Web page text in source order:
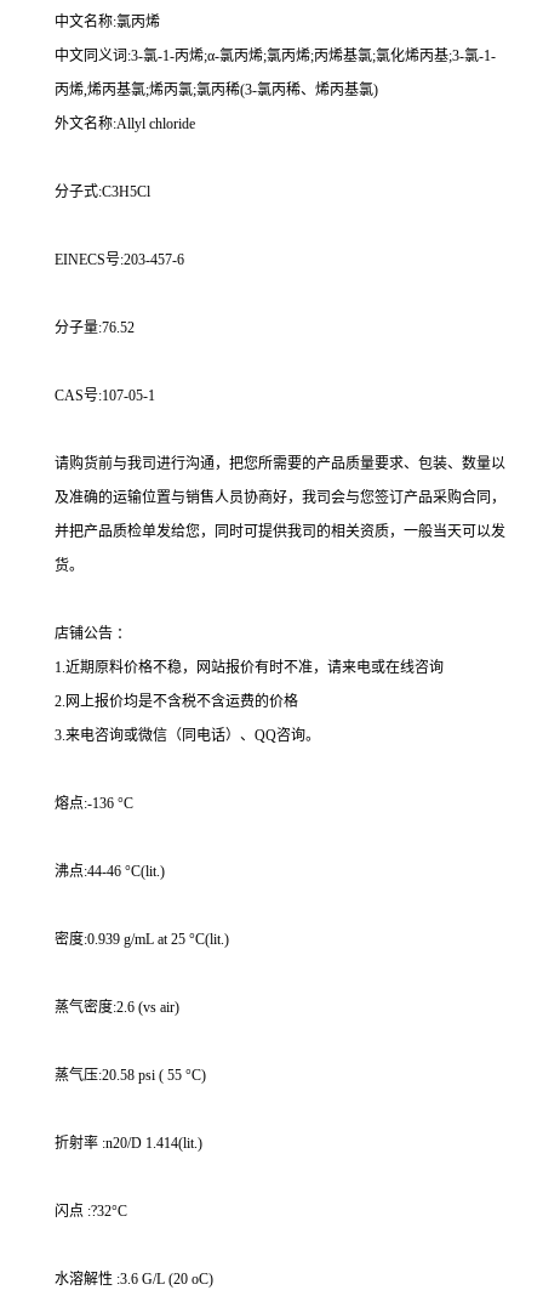
中文名称:氯丙烯
中文同义词:3-氯-1-丙烯;α-氯丙烯;氯丙烯;丙烯基氯;氯化烯丙基;3-氯-1-
丙烯,烯丙基氯;烯丙氯;氯丙稀(3-氯丙稀、烯丙基氯)
外文名称:Allyl chloride
分子式:C3H5Cl
EINECS号:203-457-6
分子量:76.52
CAS号:107-05-1
请购货前与我司进行沟通，把您所需要的产品质量要求、包装、数量以
及准确的运输位置与销售人员协商好，我司会与您签订产品采购合同，
并把产品质检单发给您，同时可提供我司的相关资质，一般当天可以发
货。
店铺公告 ：
1.近期原料价格不稳，网站报价有时不准，请来电或在线咨询
2.网上报价均是不含税不含运费的价格
3.来电咨询或微信（同电话）、QQ咨询。
熔点:-136 °C
沸点:44-46 °C(lit.)
密度:0.939 g/mL at 25 °C(lit.)
蒸气密度:2.6 (vs air)
蒸气压:20.58 psi ( 55 °C)
折射率 :n20/D 1.414(lit.)
闪点 :?32°C
水溶解性 :3.6 G/L (20 oC)